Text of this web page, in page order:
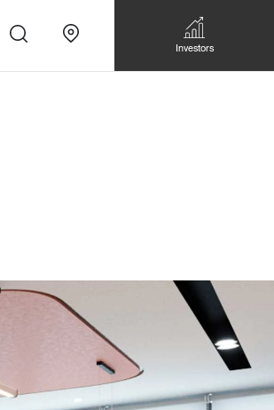
Walk-in closet &
Storage
Bookshelf & Multimedia
Wall decoration
Walk-in closet
Custom Dining Table
Investors